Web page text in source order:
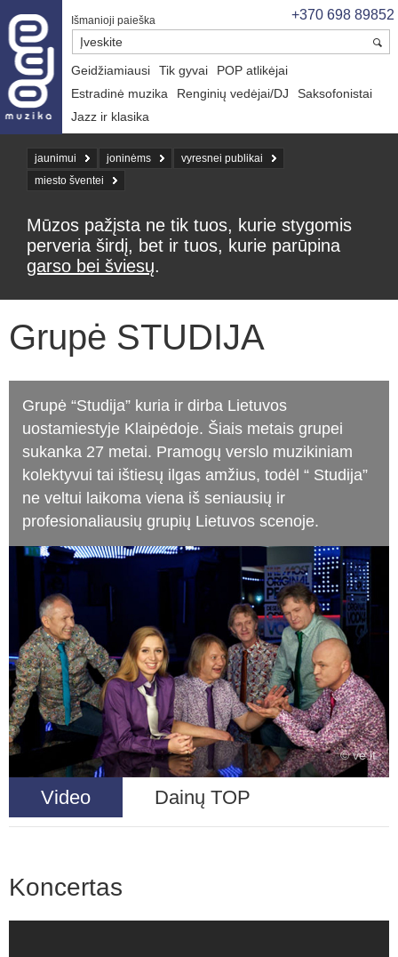
+370 698 89852
Išmanioji paieška
Geidžiamiausi Tik gyvai
POP atlikėjai
Estradinė muzika
Renginių vedėjai/DJ
Saksofonistai
Jazz ir klasika
jaunimui joninėms
vyresnei publikai
miesto šventei
Mūzos pažįsta ne tik tuos, kurie stygomis
perveria širdį, bet ir tuos, kurie parūpina
garso bei šviesų.
Grupė STUDIJA
Grupė “Studija” kuria ir dirba Lietuvos
uostamiestyje Klaipėdoje. Šiais metais grupei
sukanka 27 metai. Pramogų verslo muzikiniam
kolektyvui tai ištiesų ilgas amžius, todėl “ Studija”
ne veltui laikoma viena iš seniausių ir
profesionaliausių grupių Lietuvos scenoje.
© ve.lt
Video Dainų TOP
Koncertas